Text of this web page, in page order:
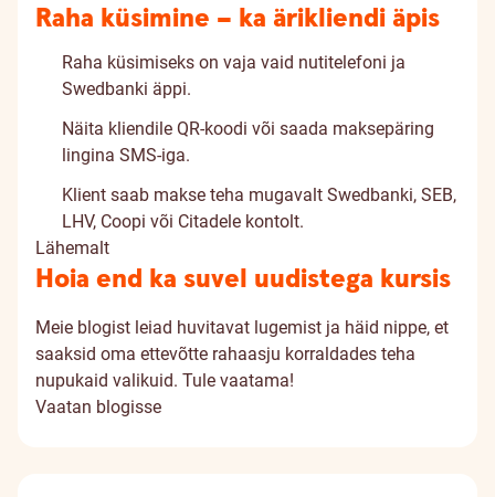
Raha küsimine – ka ärikliendi äpis
Raha küsimiseks on vaja vaid nutitelefoni ja
Swedbanki äppi.
Näita kliendile QR-koodi või saada maksepäring
lingina SMS-iga.
Klient saab makse teha mugavalt Swedbanki, SEB,
LHV, Coopi või Citadele kontolt.
Lähemalt
Hoia end ka suvel uudistega kursis
Meie blogist leiad huvitavat lugemist ja häid nippe, et
saaksid oma ettevõtte rahaasju korraldades teha
nupukaid valikuid. Tule vaatama!
Vaatan blogisse